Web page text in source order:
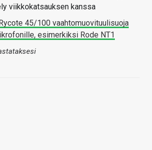
viikkokatsauksen kanssa
45/100 vaahtomuovituulisuoja
esimerkiksi Rode NT1